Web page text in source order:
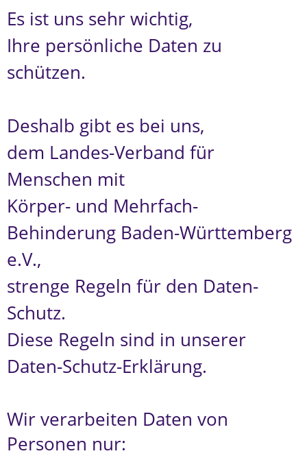
Es ist uns sehr wichtig,
Ihre persönliche Daten zu
schützen.
Deshalb gibt es bei uns,
dem Landes-Verband für
Menschen mit
Körper- und Mehrfach-
Behinderung Baden-Württemberg
e.V.,
strenge Regeln für den Daten-
Schutz.
Diese Regeln sind in unserer
Daten-Schutz-Erklärung.
Wir verarbeiten Daten von
Personen nur: